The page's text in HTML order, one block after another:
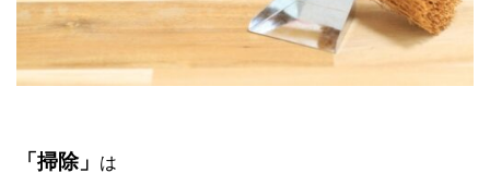
「掃除」 は